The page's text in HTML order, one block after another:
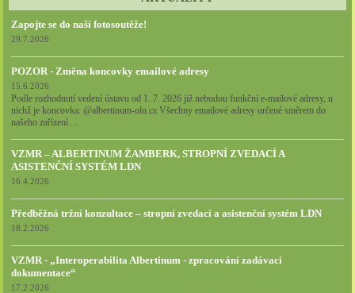
Zapojte se do naší fotosoutěže!
29.7.2026
POZOR - Změna koncovky emailové adresy
15.6.2026
Podle rozhodnutí vedení ústavu od 1. 7. 2026 již nebudou funkční e-mailové adresy, u
nichž je koncovka: @albertinum-olu.cz Všechny emailové adresy určené směrem do
našeho zařízení ...
VZMR – ALBERTINUM ŽAMBERK, STROPNÍ ZVEDACÍ A
ASISTENČNÍ SYSTÉM LDN
16.4.2026
Předběžná tržní konzultace – stropní zvedací a asistenční systém LDN
18.2.2026
VZMR - „Interoperabilita Albertinum - zpracování zadávací
dokumentace“
17.2.2026